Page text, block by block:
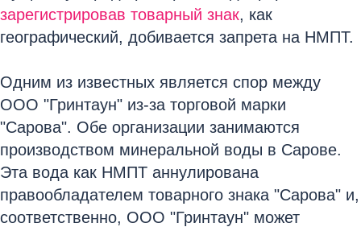
зарегистрировав товарный знак, как
географический, добивается запрета на НМПТ.
Одним из известных является спор между
ООО "Гринтаун" из-за торговой марки
"Сарова". Обе организации занимаются
производством минеральной воды в Сарове.
Эта вода как НМПТ аннулирована
правообладателем товарного знака "Сарова" и,
соответственно, ООО "Гринтаун" может